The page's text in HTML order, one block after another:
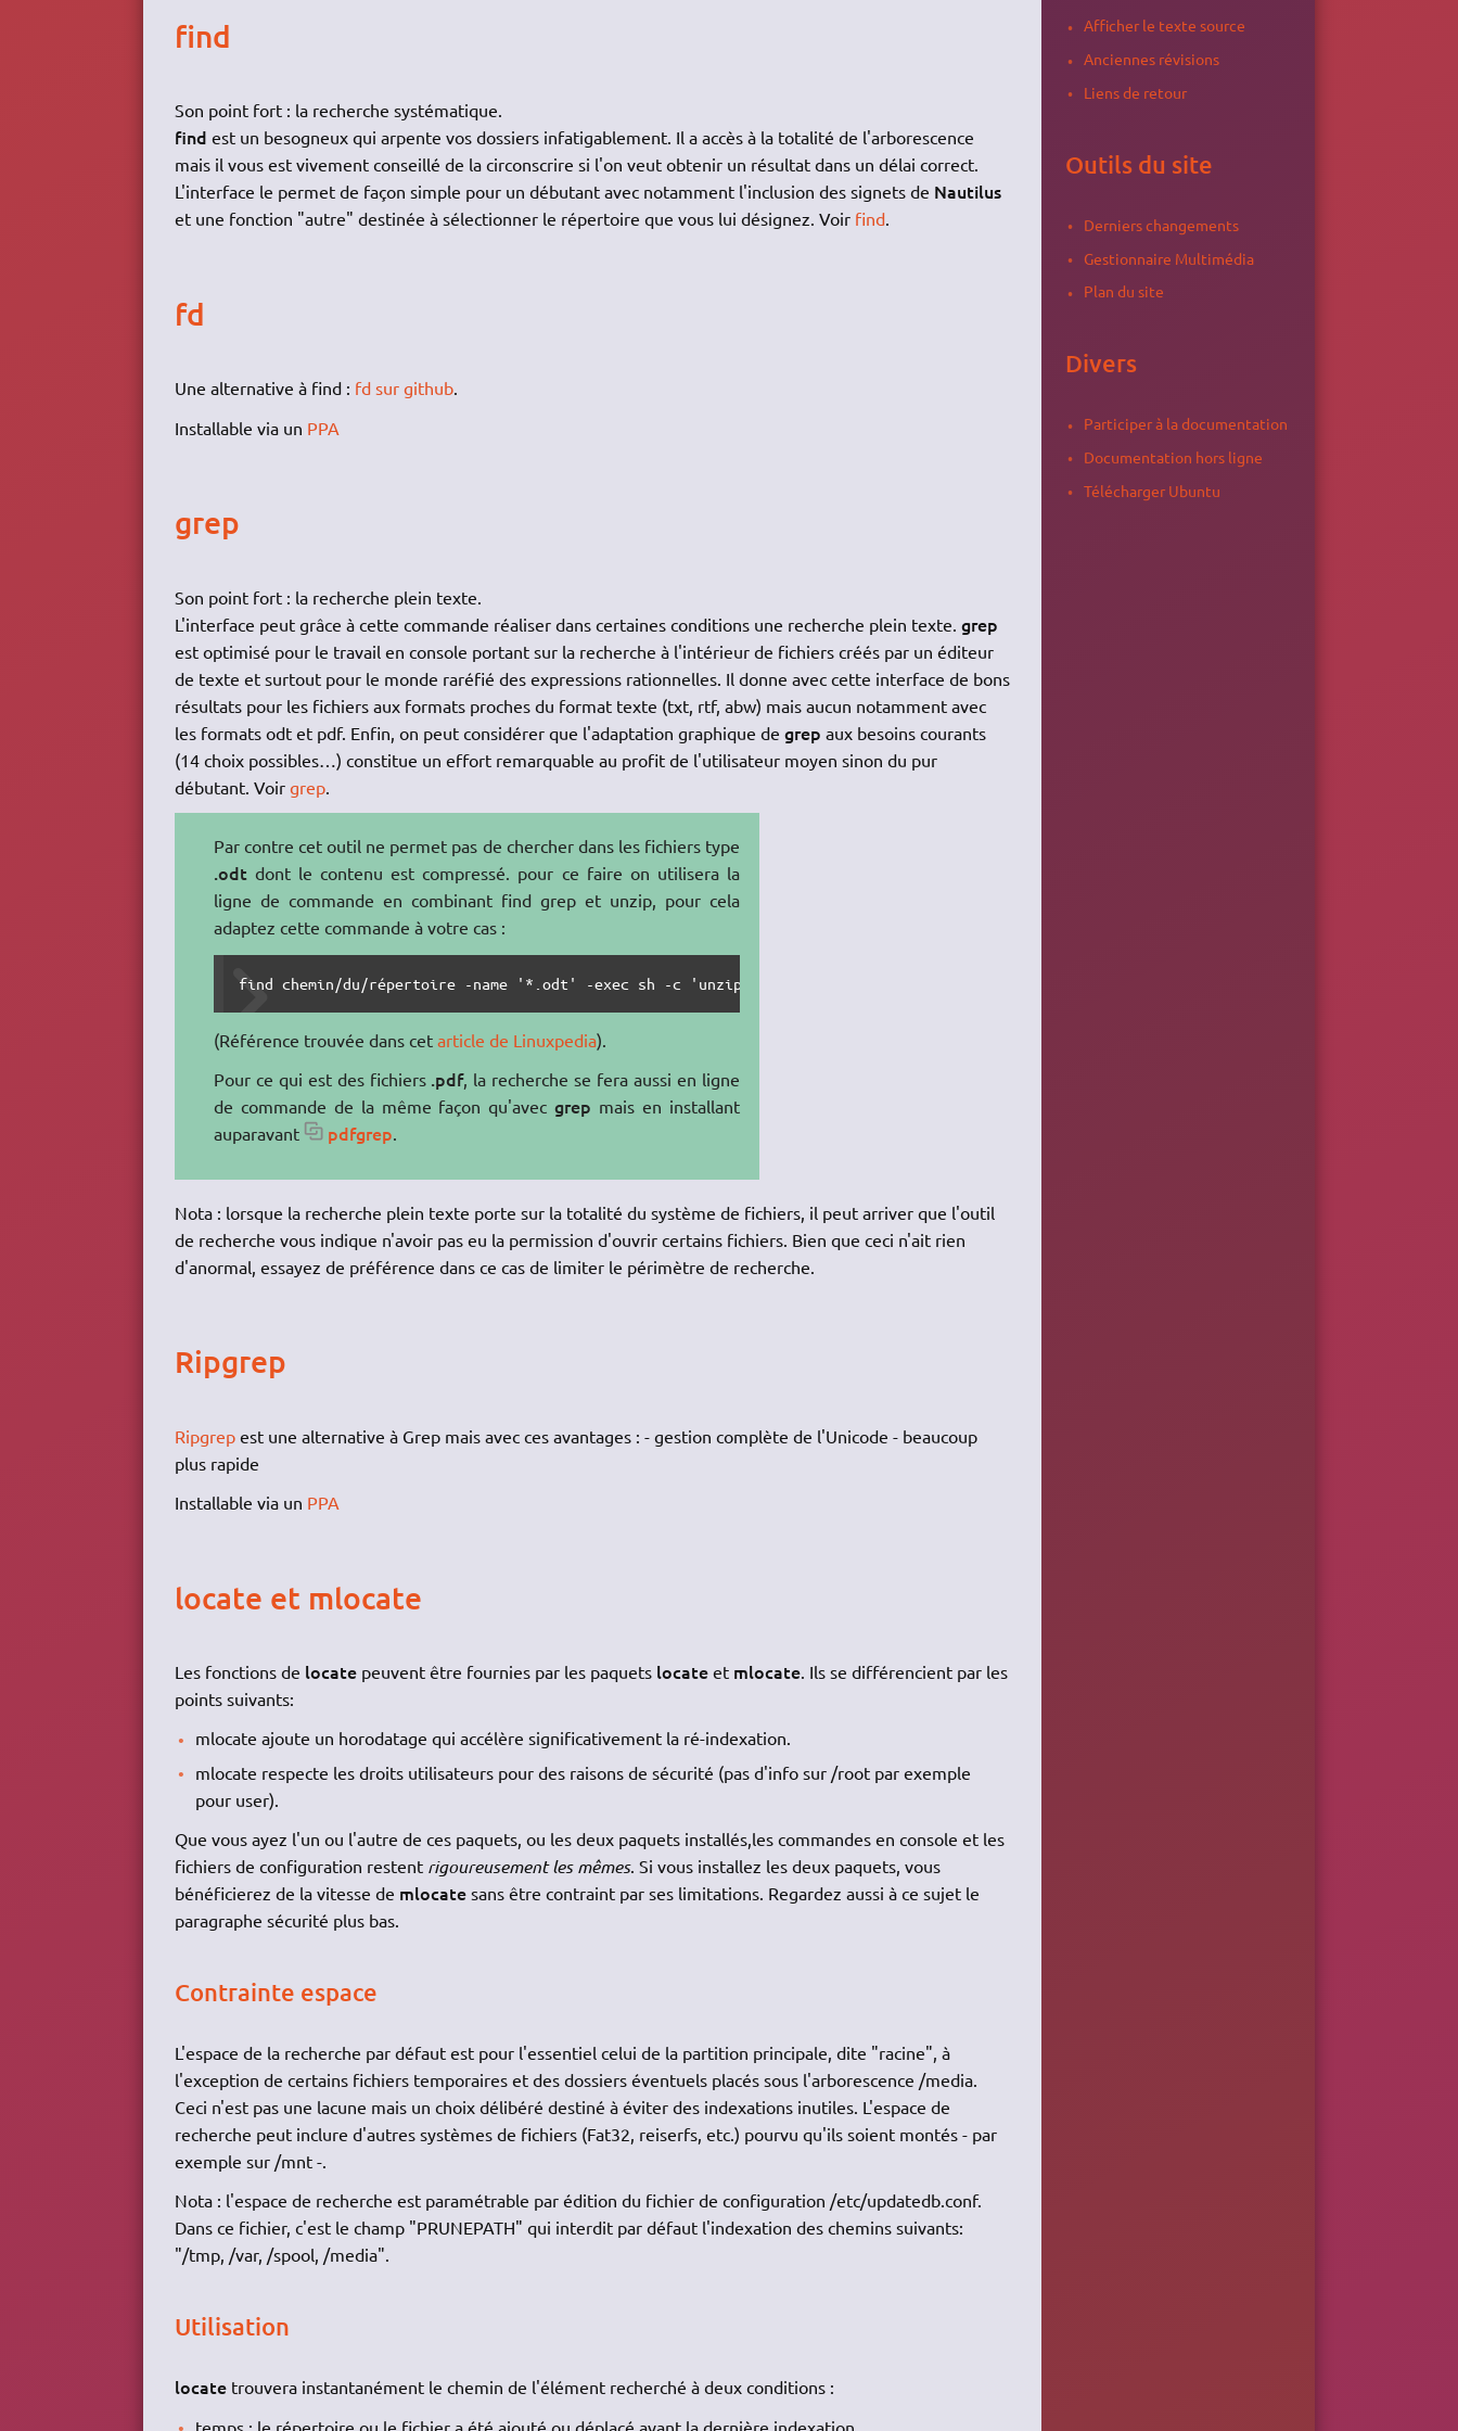
find
Son point fort : la recherche systématique.
find est un besogneux qui arpente vos dossiers infatigablement. Il a accès à la totalité de l'arborescence
mais il vous est vivement conseillé de la circonscrire si l'on veut obtenir un résultat dans un délai correct.
L'interface le permet de façon simple pour un débutant avec notamment l'inclusion des signets de Nautilus
et une fonction "autre" destinée à sélectionner le répertoire que vous lui désignez. Voir find.
fd
Une alternative à find : fd sur github.
Installable via un PPA
grep
Son point fort : la recherche plein texte.
L'interface peut grâce à cette commande réaliser dans certaines conditions une recherche plein texte. grep
est optimisé pour le travail en console portant sur la recherche à l'intérieur de fichiers créés par un éditeur
de texte et surtout pour le monde raréfié des expressions rationnelles. Il donne avec cette interface de bons
résultats pour les fichiers aux formats proches du format texte (txt, rtf, abw) mais aucun notamment avec
les formats odt et pdf. Enfin, on peut considérer que l'adaptation graphique de grep aux besoins courants
(14 choix possibles…) constitue un effort remarquable au profit de l'utilisateur moyen sinon du pur
débutant. Voir grep.
Par contre cet outil ne permet pas de chercher dans les fichiers type
.odt dont le contenu est compressé. pour ce faire on utilisera la
ligne de commande en combinant find grep et unzip, pour cela
adaptez cette commande à votre cas :
find chemin/du/répertoire -name '*.odt' -exec sh -c 'unzip -c "{}" content.xml | grep -qi "motàchercher"' ";" -print
(Référence trouvée dans cet article de Linuxpedia).
Pour ce qui est des fichiers .pdf, la recherche se fera aussi en ligne
de commande de la même façon qu'avecgrep mais en installant
auparavant
pdfgrep.
Nota : lorsque la recherche plein texte porte sur la totalité du système de fichiers, il peut arriver que l'outil
de recherche vous indique n'avoir pas eu la permission d'ouvrir certains fichiers. Bien que ceci n'ait rien
d'anormal, essayez de préférence dans ce cas de limiter le périmètre de recherche.
Ripgrep
Ripgrepest une alternative à Grep mais avec ces avantages : - gestion complète de l'Unicode - beaucoup
plus rapide
Installable via un PPA
locate et mlocate
Les fonctions de locatepeuvent être fournies par les paquets locateet mlocate. Ils se différencient par les
points suivants:
mlocate ajoute un horodatage qui accélère significativement la ré-indexation.
mlocate respecte les droits utilisateurs pour des raisons de sécurité (pas d'info sur /root par exemple
pour user).
Que vous ayez l'un ou l'autre de ces paquets, ou les deux paquets installés,les commandes en console et les
fichiers de configuration restent rigoureusement les mêmes. Si vous installez les deux paquets, vous
bénéficierez de la vitesse de mlocatesans être contraint par ses limitations. Regardez aussi à ce sujet le
paragraphe sécurité plus bas.
Contrainte espace
L'espace de la recherche par défaut est pour l'essentiel celui de la partition principale, dite "racine", à
l'exception de certains fichiers temporaires et des dossiers éventuels placés sous l'arborescence /media.
Ceci n'est pas une lacune mais un choix délibéré destiné à éviter des indexations inutiles. L'espace de
recherche peut inclure d'autres systèmes de fichiers (Fat32, reiserfs, etc.) pourvu qu'ils soient montés - par
exemple sur /mnt -.
Nota : l'espace de recherche est paramétrable par édition du fichier de configuration /etc/updatedb.conf.
Dans ce fichier, c'est le champ "PRUNEPATH" qui interdit par défaut l'indexation des chemins suivants:
"/tmp, /var, /spool, /media".
Utilisation
locatetrouvera instantanément le chemin de l'élément recherché à deux conditions :
temps : le répertoire ou le fichier a été ajouté ou déplacé avant la dernière indexation.
Afficher le texte source
Anciennes révisions
Liens de retour
Outils du site
Derniers changements
Gestionnaire Multimédia
Plan du site
Divers
Participer à la documentation
Documentation hors ligne
Télécharger Ubuntu